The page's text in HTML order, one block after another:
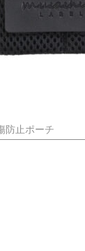
防止ポーチ